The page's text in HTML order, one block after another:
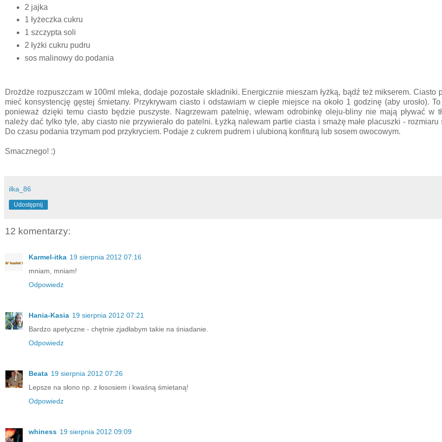
2 jajka
1 łyżeczka cukru
1 szczypta soli
2 łyżki cukru pudru
sos malinowy do podania
Drożdże rozpuszczam w 100ml mleka, dodaje pozostałe składniki. Energicznie mieszam łyżką, bądź też mikserem. Ciasto
mieć konsystencję gęstej śmietany. Przykrywam ciasto i odstawiam w ciepłe miejsce na około 1 godzinę (aby urosło).
ponieważ dzięki temu ciasto będzie puszyste. Nagrzewam patelnię, wlewam odrobinkę oleju-bliny nie mają pływać w
należy dać tylko tyle, aby ciasto nie przywierało do patelni. Łyżką nalewam partie ciasta i smażę małe placuszki - rozmiaru
Do czasu podania trzymam pod przykryciem. Podaje z cukrem pudrem i ulubioną konfiturą lub sosem owocowym.
Smacznego! :)
ilka_86
Udostępnij
12 komentarzy:
Karmel-itka 19 sierpnia 2012 07:16
mniam, mniam!
Odpowiedz
Hania-Kasia 19 sierpnia 2012 07:21
Bardzo apetyczne - chętnie zjadłabym takie na śniadanie.
Odpowiedz
Beata 19 sierpnia 2012 07:26
Lepsze na słono np. z łososiem i kwaśną śmietaną!
Odpowiedz
whiness 19 sierpnia 2012 09:09